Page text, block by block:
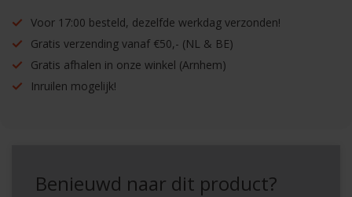
Voor 17:00 besteld, dezelfde werkdag verzonden!
Gratis verzending vanaf €50,- (NL & BE)
Gratis afhalen in onze winkel (Arnhem)
Inruilen mogelijk!
Benieuwd naar dit product?